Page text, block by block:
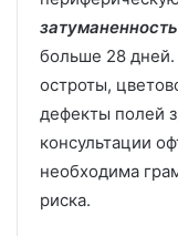
больше 28
остроты,
дефекты полей
консультации
необходима
риска.